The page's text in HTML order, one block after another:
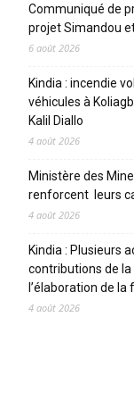
Communiqué de
projet Simandou
6 août 2026
Kindia : incendie
véhicules à
Kalil Diallo
4 août 2026
Ministère des
renforcent leurs
4 août 2026
Kindia : Plusieurs
contributions de
l’élaboration de la
4 août 2026